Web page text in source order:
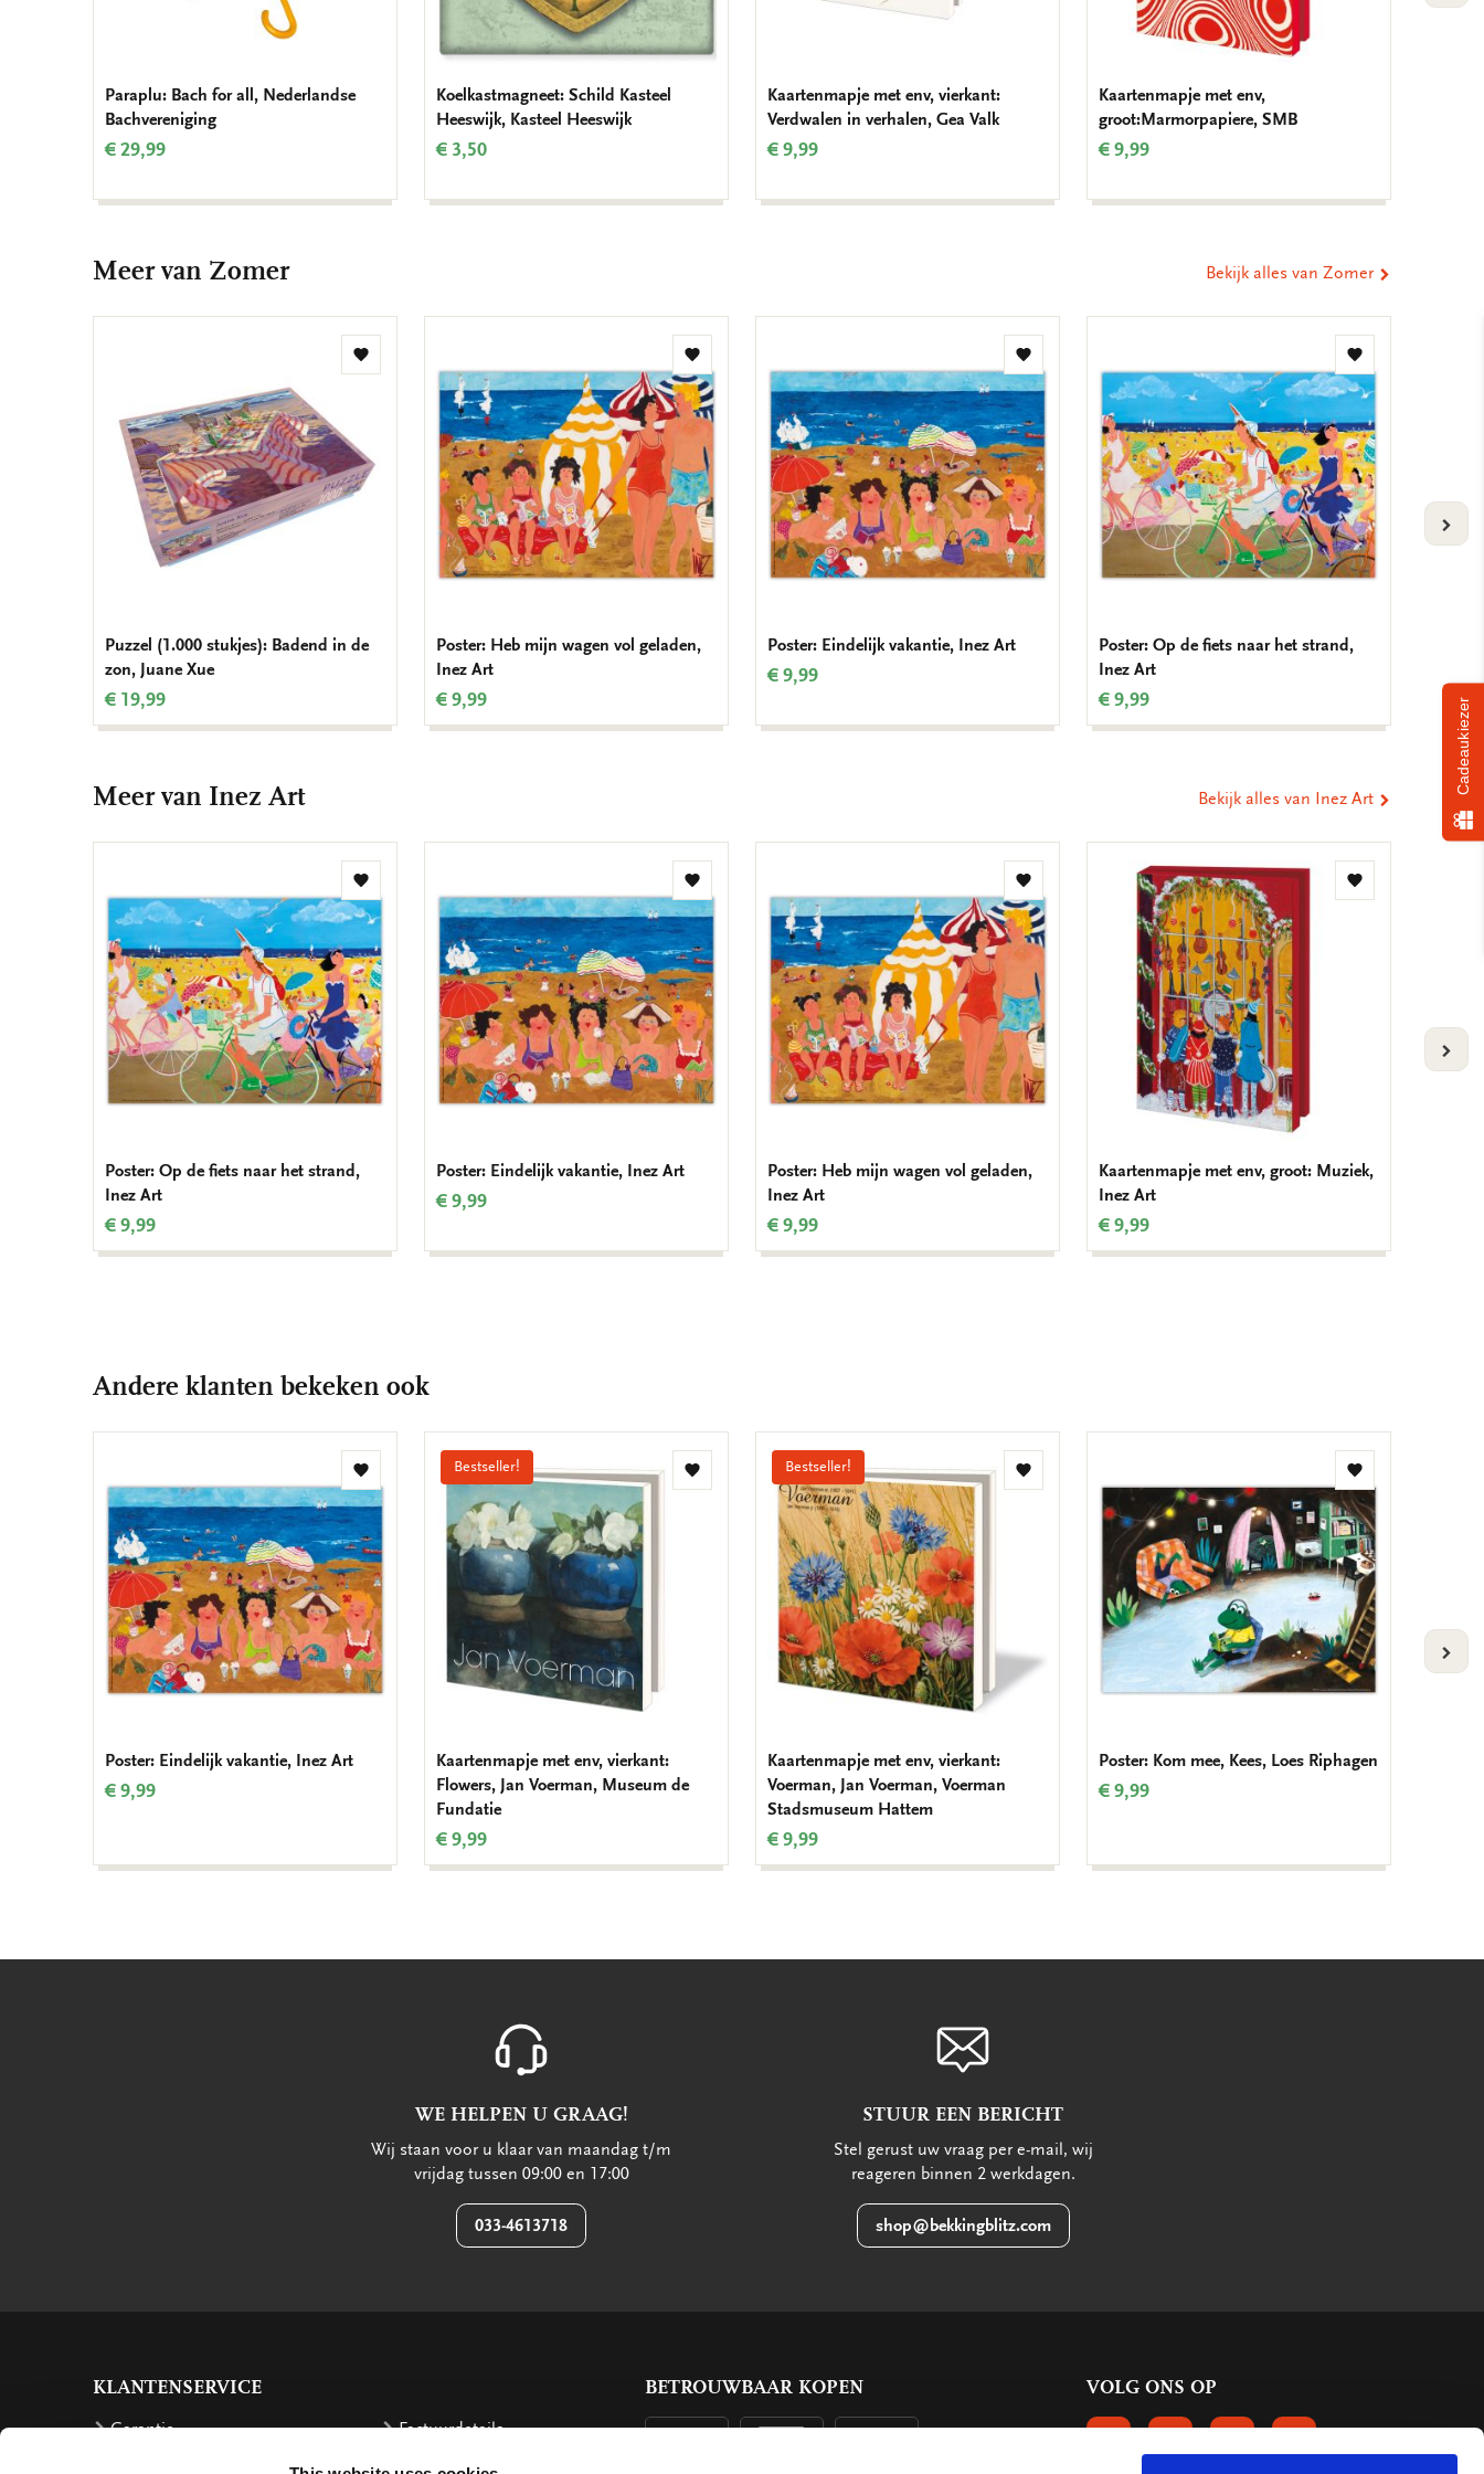
Paraplu: Bach for all, Nederlandse
Bachvereniging
€ 29,99
Koelkastmagneet: Schild Kasteel
Heeswijk, Kasteel Heeswijk
€ 3,50
Kaartenmapje met env, vierkant:
Verdwalen in verhalen, Gea Valk
€ 9,99
Kaartenmapje met env,
groot:Marmorpapiere, SMB
€ 9,99
Meer van Zomer Bekijk alles van Zomer
Toevoegen
Puzzel (1.000 stukjes): Badend in de
zon, Juane Xue
€ 19,99
Toevoegen
aan
verlanglijst
Poster: Heb mijn wagen vol geladen,
Inez Art
€ 9,99
Toevoegen
aan
Poster: Eindelijk vakantie, Inez Art
€ 9,99
Toevoegen
aan
verlanglijst
Poster: Op de fiets naar het strand,
Inez Art
€ 9,99 € 9,99
Meer van Inez Art Bekijk alles van Inez Art
Toevoegen
aan
verlanglijst
Poster: Op de fiets naar het strand,
Inez Art
€ 9,99
Toevoegen
aan
Poster: Eindelijk vakantie, Inez Art
€ 9,99
Toevoegen
aan
verlanglijst
Poster: Heb mijn wagen vol geladen,
Inez Art
€ 9,99
Toevoegen
Kaartenmapje met env, groot: Muziek,
Inez Art
€ 9,99
Andere klanten bekeken ook
Toevoegen
aan
Poster: Eindelijk vakantie, Inez Art
€ 9,99
Bestseller!
Toevoegen
Kaartenmapje met env, vierkant:
Flowers, Jan Voerman, Museum de
Fundatie
€ 9,99
Bestseller!
Toevoegen
verlanglijst
Kaartenmapje met env, vierkant:
Voerman, Jan Voerman, Voerman
Stadsmuseum Hattem
€ 9,99
Toevoegen
aan
verlanglijst
Poster: Kom mee, Kees, Loes Riphagen
€ 9,99
WE HELPEN U GRAAG!
Wij staan voor u klaar van maandag t/m
vrijdag tussen 09:00 en 17:00
033-4613718
STUUR EEN BERICHT
Stel gerust uw vraag per e-mail, wij
reageren binnen 2 werkdagen.
shop@bekkingblitz.com
KLANTENSERVICE
Garantie
Factuurdetails
Terugbetaling
BETROUWBAAR KOPEN VOLG ONS OP
VOLGS ONS OP FACEBOOK
VOLG ONS OP INSTAGRAM
VOLG ONS OP LINKEDIN
VOLG ONS OP
Cadeaukiezer